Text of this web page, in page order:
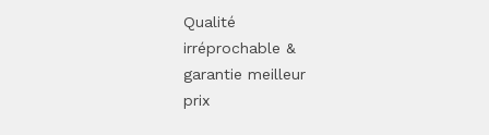
Qualité
irréprochable &
garantie meilleur
prix